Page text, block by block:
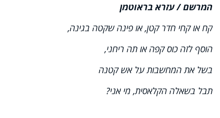
המרשם / עזרא בראוטמן
קח או קחי חדר קטן, או פינה שקטה בגינה,
הוסף לזה כוס קפה או תה ריחני,
בשל את המחשבות על אש קטנה
תבל בשאלה הקלאסית, מי אני?